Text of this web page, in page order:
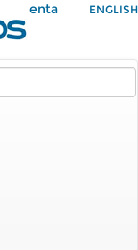
Mi Cuenta ENGLISH